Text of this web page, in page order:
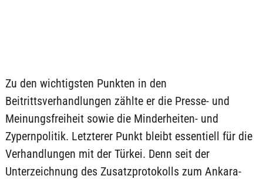
Zu den wichtigsten Punkten in den
Beitrittsverhandlungen zählte er die Presse- und
Meinungsfreiheit sowie die Minderheiten- und
Zypernpolitik. Letzterer Punkt bleibt essentiell für die
Verhandlungen mit der Türkei. Denn seit der
Unterzeichnung des Zusatzprotokolls zum Ankara-